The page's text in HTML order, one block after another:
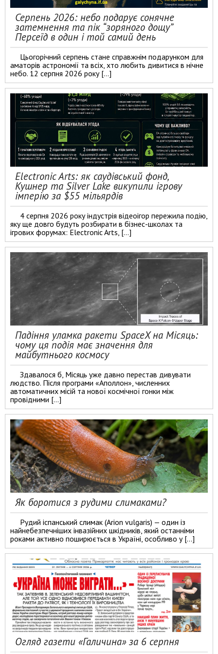
Серпень 2026: небо подарує сонячне
затемнення та пік “зоряного дощу”
Персеїд в один і той самий день
Цьогорічний серпень стане справжнім подарунком для
аматорів астрономії та всіх, хто любить дивитися в нічне
небо. 12 серпня 2026 року […]
Electronic Arts: як саудівський фонд,
Кушнер та Silver Lake викупили ігрову
імперію за $55 мільярдів
4 серпня 2026 року індустрія відеоігор пережила подію,
яку ще довго будуть розбирати в бізнес-школах та
ігрових форумах: Electronic Arts, […]
Падіння уламка ракети SpaceX на Місяць:
чому ця подія має значення для
майбутнього космосу
Здавалося б, Місяць уже давно перестав дивувати
людство. Після програми «Аполлон», численних
автоматичних місій та нової космічної гонки між
провідними […]
Як боротися з рудими слимаками?
Рудий іспанський слимак (Arion vulgaris) — один із
найнебезпечніших інвазійних шкідників, який останніми
роками активно поширюється в Україні, особливо у […]
Огляд газети «Галичина» за 6 серпня